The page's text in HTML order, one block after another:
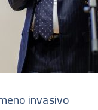
invasivo